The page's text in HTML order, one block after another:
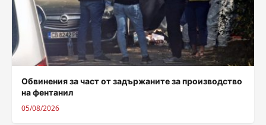
Обвинения за част от задържаните за производство
на фентанил
05/08/2026